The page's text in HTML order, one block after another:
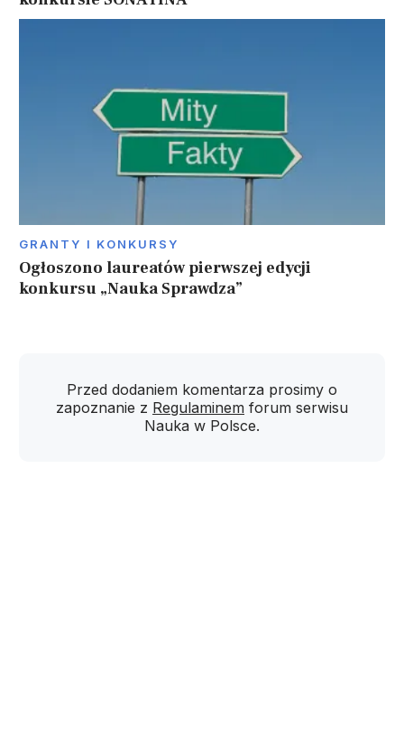
GRANTY I KONKURSY
Ogłoszono laureatów pierwszej edycji
konkursu „Nauka Sprawdza”
Przed dodaniem komentarza prosimy o
zapoznanie z Regulaminem forum serwisu
Nauka w Polsce.